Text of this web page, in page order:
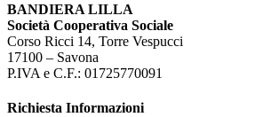
BANDIERA LILLA
Società Cooperativa Sociale
Corso Ricci 14, Torre Vespucci
17100 – Savona
P.IVA e C.F.: 01725770091
Richiesta Informazioni